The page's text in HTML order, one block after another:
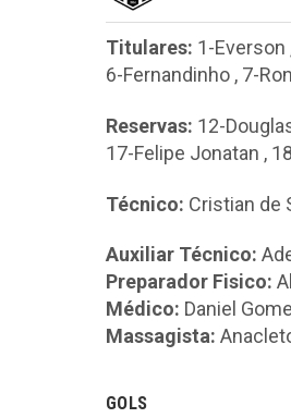
Titulares: 1-Everson
6-Fernandinho , 7-
Reservas: 12-
17-Felipe Jonatan ,
Técnico: Cristian de
Auxiliar Técnico:
Preparador Fisico:
Médico: Daniel
Massagista:
GOLS